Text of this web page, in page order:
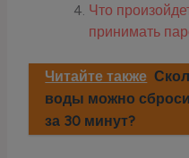
Что
принимать
Читайте также
воды можно
за 30 минут?